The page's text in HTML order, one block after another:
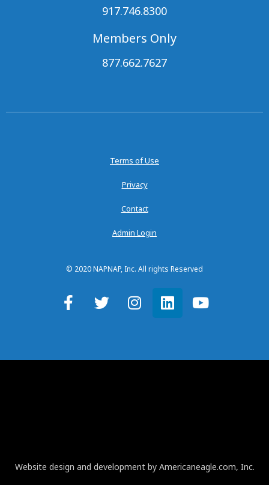
917.746.8300
Members Only
877.662.7627
Terms of Use
Privacy
Contact
Admin Login
© 2020 NAPNAP, Inc. All rights Reserved
Website design and development by Americaneagle.com, Inc.